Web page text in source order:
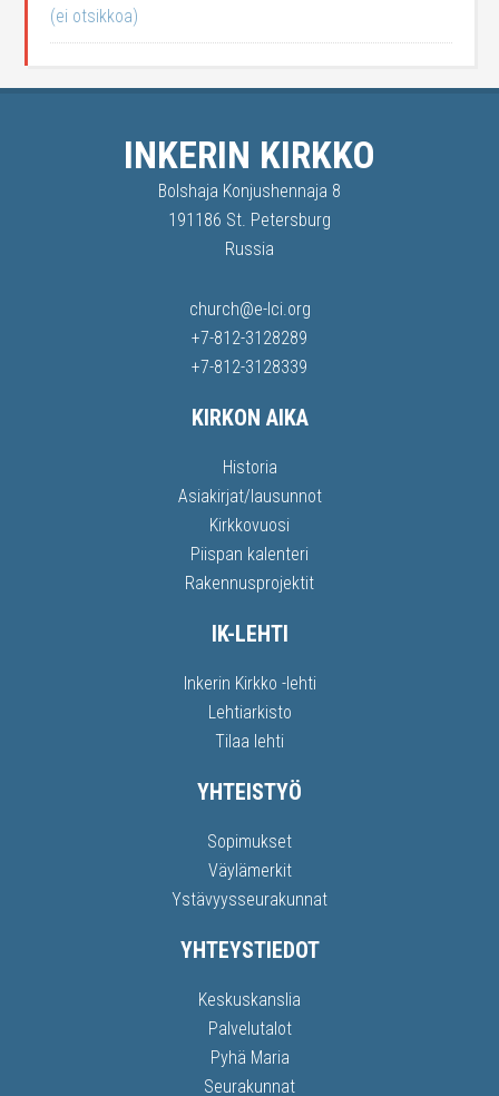
(ei otsikkoa)
INKERIN KIRKKO
Bolshaja Konjushennaja 8
191186 St. Petersburg
Russia
church@e-lci.org
+7-812-3128289
+7-812-3128339
KIRKON AIKA
Historia
Asiakirjat/lausunnot
Kirkkovuosi
Piispan kalenteri
Rakennusprojektit
IK-LEHTI
Inkerin Kirkko -lehti
Lehtiarkisto
Tilaa lehti
YHTEISTYÖ
Sopimukset
Väylämerkit
Ystävyysseurakunnat
YHTEYSTIEDOT
Keskuskanslia
Palvelutalot
Pyhä Maria
Seurakunnat